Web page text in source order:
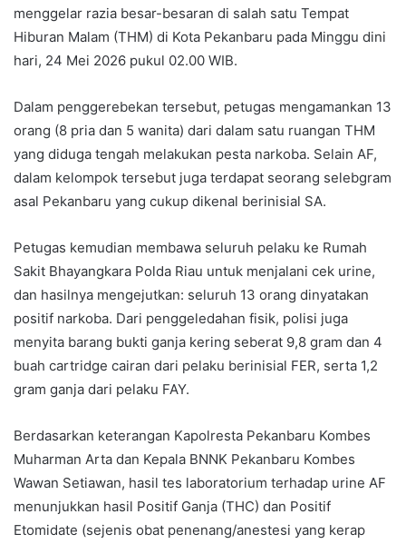
menggelar razia besar-besaran di salah satu Tempat
Hiburan Malam (THM) di Kota Pekanbaru pada Minggu dini
hari, 24 Mei 2026 pukul 02.00 WIB.
Dalam penggerebekan tersebut, petugas mengamankan 13
orang (8 pria dan 5 wanita) dari dalam satu ruangan THM
yang diduga tengah melakukan pesta narkoba. Selain AF,
dalam kelompok tersebut juga terdapat seorang selebgram
asal Pekanbaru yang cukup dikenal berinisial SA.
Petugas kemudian membawa seluruh pelaku ke Rumah
Sakit Bhayangkara Polda Riau untuk menjalani cek urine,
dan hasilnya mengejutkan: seluruh 13 orang dinyatakan
positif narkoba. Dari penggeledahan fisik, polisi juga
menyita barang bukti ganja kering seberat 9,8 gram dan 4
buah cartridge cairan dari pelaku berinisial FER, serta 1,2
gram ganja dari pelaku FAY.
Berdasarkan keterangan Kapolresta Pekanbaru Kombes
Muharman Arta dan Kepala BNNK Pekanbaru Kombes
Wawan Setiawan, hasil tes laboratorium terhadap urine AF
menunjukkan hasil Positif Ganja (THC) dan Positif
Etomidate (sejenis obat penenang/anestesi yang kerap